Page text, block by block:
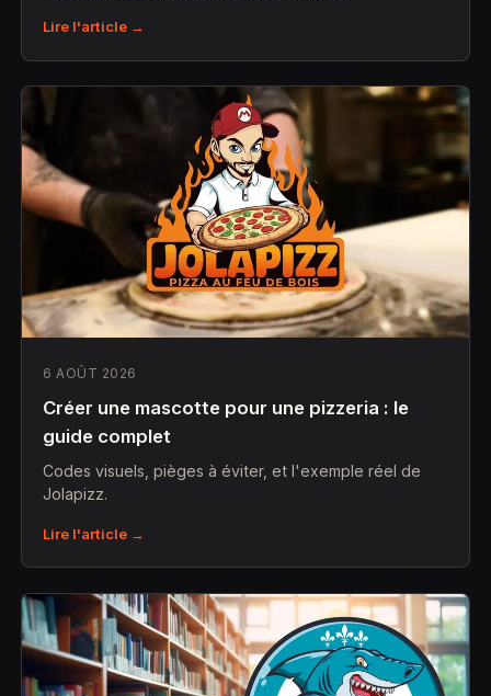
Lire l'article →
6 AOÛT 2026
Créer une mascotte pour une pizzeria : le
guide complet
Codes visuels, pièges à éviter, et l'exemple réel de
Jolapizz.
Lire l'article →